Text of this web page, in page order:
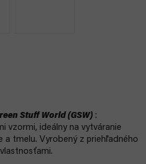
Stuff World (GSW) :
vzormi, ideálny na vytváranie
a tmelu. Vyrobený z priehľadného